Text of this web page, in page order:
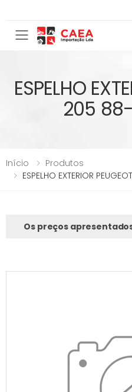
Toggle
ESPELHO
205 88-
Início
Produtos
ESPELHO EXTERIOR
Os preços